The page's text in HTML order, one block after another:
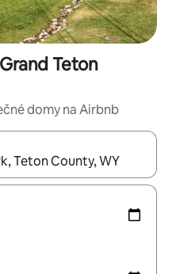
Teton
domy na Airbnb
môžete si ich prechádzať